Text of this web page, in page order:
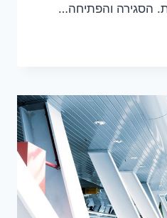
הסגירה והפתיחה…